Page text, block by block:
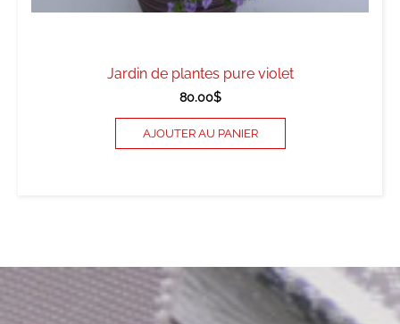
Jardin de plantes pure violet
80.00$
AJOUTER AU PANIER